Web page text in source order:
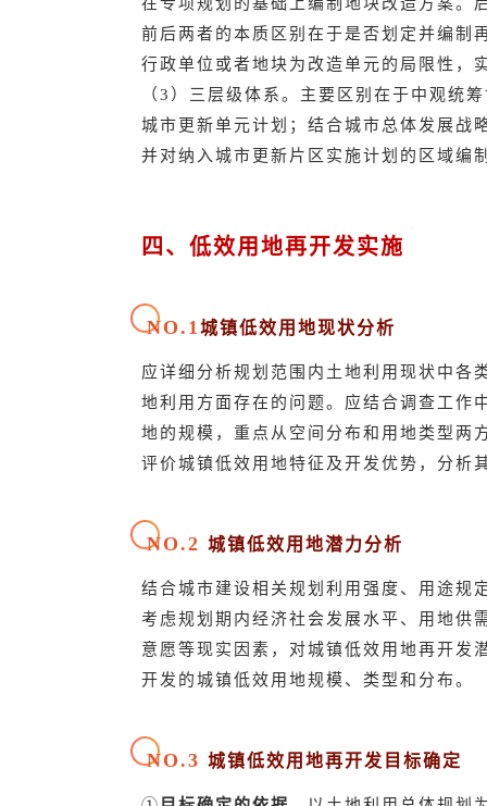
前后两者的本质区别在于是否划定并编制
行政单位或者地块为改造单元的局限性，
（3）三层级体系。主要区别在于中观统
城市更新单元计划；结合城市总体发展战
并对纳入城市更新片区实施计划的区域编
四、低效用地再开发实施
NO.1城镇低效用地现状分析
应详细分析规划范围内土地利用现状中各
地利用方面存在的问题。应结合调查工作
地的规模，重点从空间分布和用地类型两
评价城镇低效用地特征及开发优势，分析
NO.2 城镇低效用地潜力分析
结合城市建设相关规划利用强度、用途规
考虑规划期内经济社会发展水平、用地供
意愿等现实因素，对城镇低效用地再开发
开发的城镇低效用地规模、类型和分布。
NO.3 城镇低效用地再开发目标确定